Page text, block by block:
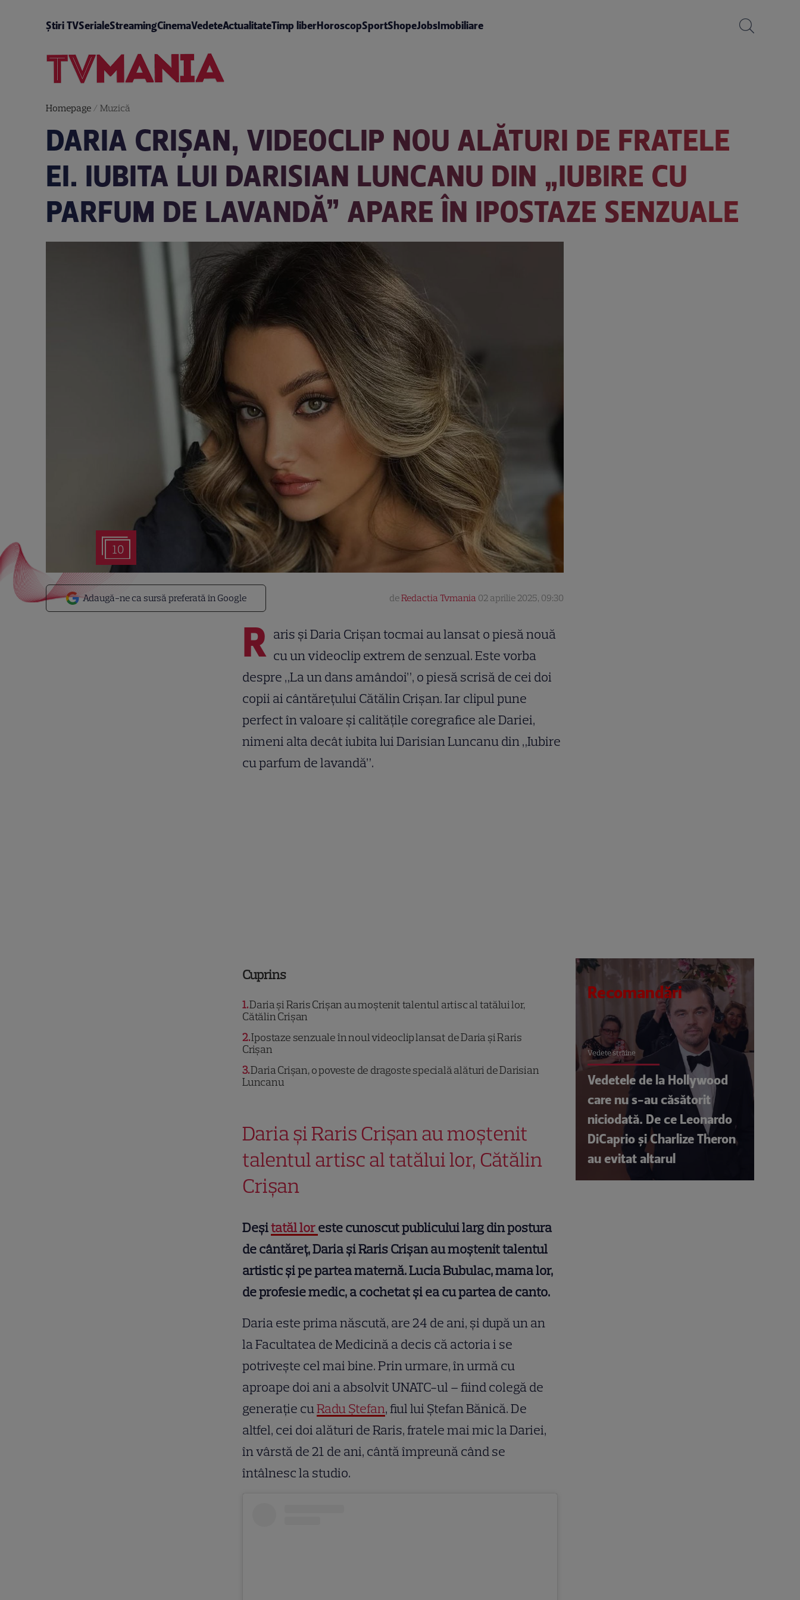
Știri TVSerialeStreamingCinemaVedeteActualitateTimp liberHoroscopSportShopeJobsImobiliare
Homepage/ Muzică
DARIA CRIȘAN, VIDEOCLIP NOU ALĂTURI DE FRATELE
EI. IUBITA LUI DARISIAN LUNCANU DIN „IUBIRE CU
PARFUM DE LAVANDĂ” APARE ÎN IPOSTAZE SENZUALE
10
Adaugă-ne ca sursă preferată în Google deRedactia Tvmania 02 aprilie 2025, 09:30
R aris și Daria Crișan tocmai au lansat o piesă nouă
cu un videoclip extrem de senzual. Este vorba
despre „La un dans amândoi”, o piesă scrisă de cei doi
copii ai cântărețului Cătălin Crișan. Iar clipul pune
perfect în valoare și calitățile coregrafice ale Dariei,
nimeni alta decât iubita lui Darisian Luncanu din „Iubire
cu parfum de lavandă”.
Cuprins
1Daria și Raris Crișan au moștenit talentul artisc al tatălui lor,
Cătălin Crișan
2Ipostaze senzuale în noul videoclip lansat de Daria și Raris
Crișan
3Daria Crișan, o poveste de dragoste specială alături de Darisian
Luncanu
Daria și Raris Crișan au moștenit
talentul artisc al tatălui lor, Cătălin
Crișan
Deșitatăl loreste cunoscut publicului larg din postura
de cântăreț, Daria și Raris Crișan au moștenit talentul
artistic și pe partea maternă. Lucia Bubulac, mama lor,
de profesie medic, a cochetat și ea cu partea de canto.
Daria este prima născută, are 24 de ani, și după un an
la Facultatea de Medicină a decis că actoria i se
potrivește cel mai bine. Prin urmare, în urmă cu
aproape doi ani a absolvit UNATC-ul – fiind colegă de
generație cuRadu Ștefan, fiul lui Ștefan Bănică. De
altfel, cei doi alături de Raris, fratele mai mic la Dariei,
în vârstă de 21 de ani, cântă împreună când se
întâlnesc la studio.
Recomandări
Vedete străine
Vedetele de la Hollywood
care nu s-au căsătorit
niciodată. De ce Leonardo
DiCaprio și Charlize Theron
au evitat altarul